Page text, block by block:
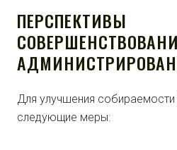
ПЕРСПЕКТИВЫ
Для улучшения
следующие меры: